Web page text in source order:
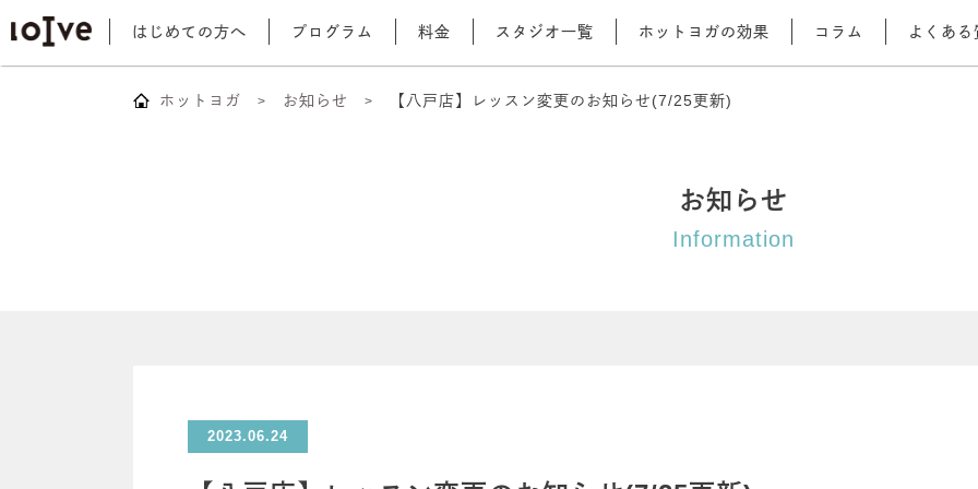
はじめての方へ プログラム 料金 スタジオ一覧 ホットヨガの効果 コラム よくある
ホットヨガ お知らせ 【八戸店】レッスン変更のお知らせ(7/25更新)
お知らせ
Information
2023.06.24